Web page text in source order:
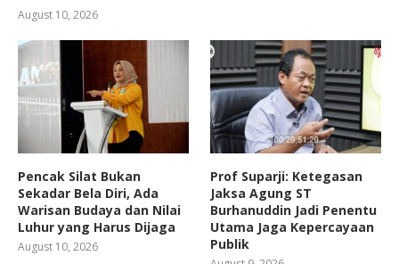
August 10, 2026
Pencak Silat Bukan
Sekadar Bela Diri, Ada
Warisan Budaya dan Nilai
Luhur yang Harus Dijaga
August 10, 2026
Prof Suparji: Ketegasan
Jaksa Agung ST
Burhanuddin Jadi Penentu
Utama Jaga Kepercayaan
Publik